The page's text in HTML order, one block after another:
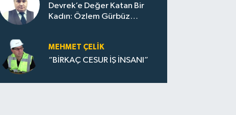
Devrek’e Değer Katan Bir
Kadın: Özlem Gürbüz
MEHMET ÇELIK
“BİRKAÇ CESUR İŞ İNSANI”